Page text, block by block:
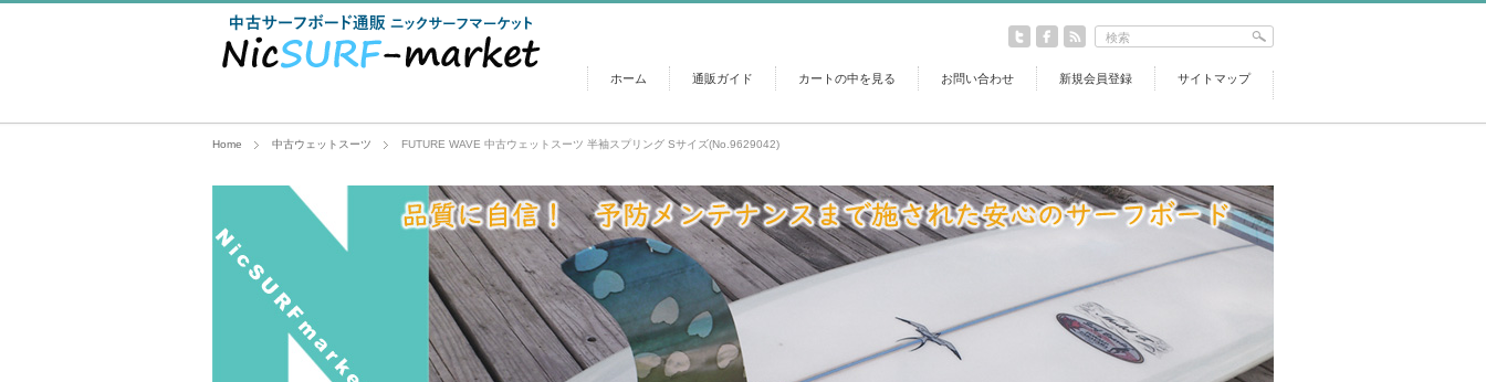
ホーム 通販ガイド カートの中を見る お問い合わせ 新規会員登録 サイトマップ
Home 中古ウェットスーツ FUTURE WAVE 中古ウェットスーツ 半袖スプリング Sサイズ(No.9629042)